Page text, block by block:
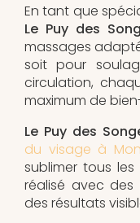
En tant que
Le Puy des
massages
soit pour
circulation,
maximum de
Le Puy des
du visage à
sublimer tous
réalisé avec
des résultats